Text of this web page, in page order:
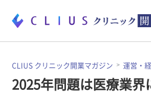
お役立ち資料
CLIUS クリニック開業マガジン 運営・
2025年問題は医療業界